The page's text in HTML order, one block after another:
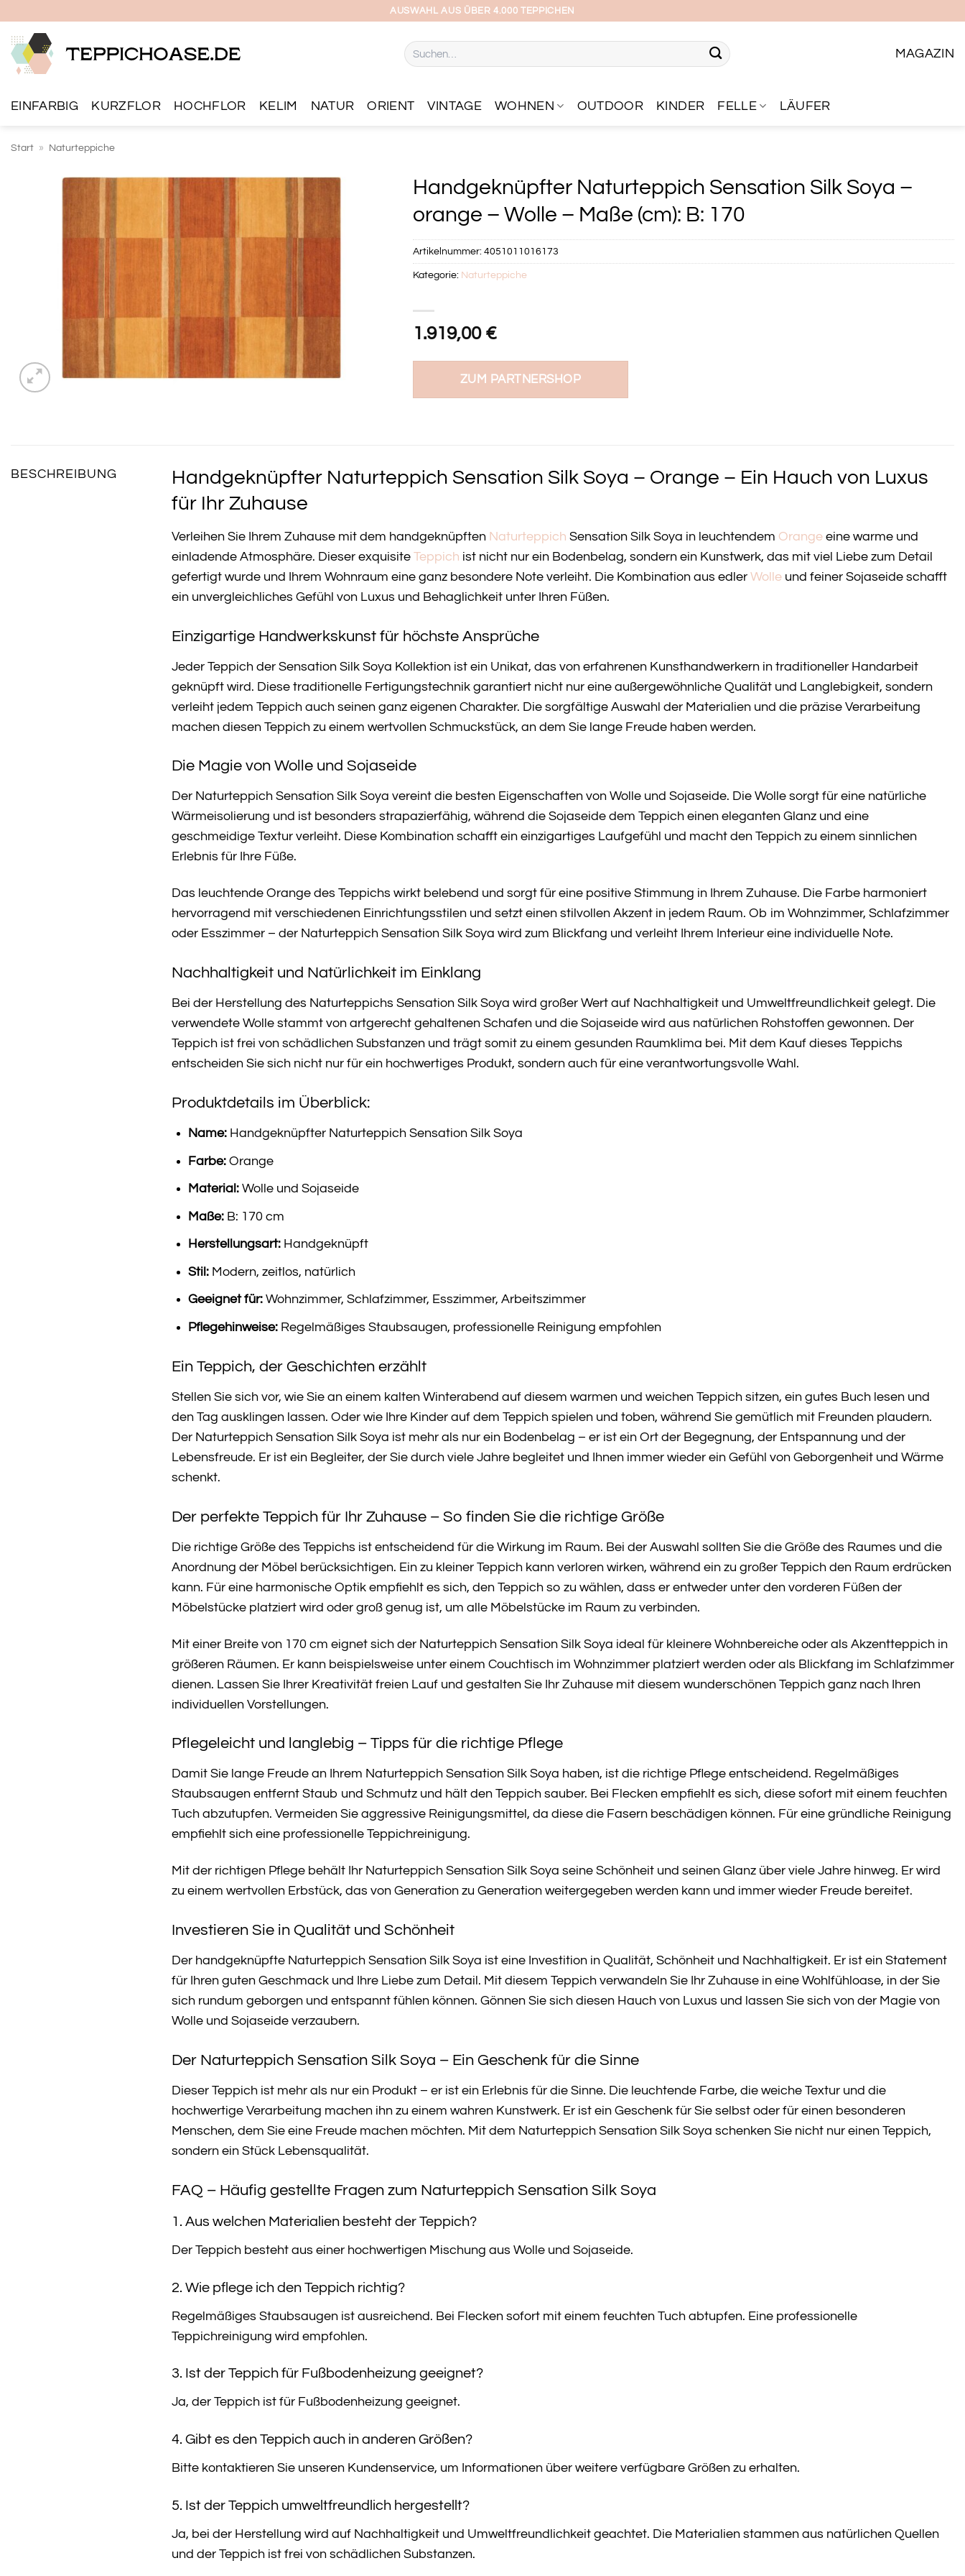
springen
AUSWAHL AUS ÜBER 4.000 TEPPICHEN
Suchen
nach:
MAGAZIN
EINFARBIG KURZFLOR HOCHFLOR KELIM NATUR ORIENT VINTAGE WOHNEN OUTDOOR KINDER FELLE LÄUFER
Start » Naturteppiche
Handgeknüpfter Naturteppich Sensation Silk Soya –
orange – Wolle – Maße (cm): B: 170
1.919,00 €
ZUM PARTNERSHOP
Artikelnummer: 4051011016173
Kategorie: Naturteppiche
BESCHREIBUNG
Handgeknüpfter Naturteppich Sensation Silk Soya – Orange – Ein Hauch von Luxus
für Ihr Zuhause
Verleihen Sie Ihrem Zuhause mit dem handgeknüpften Naturteppich Sensation Silk Soya in leuchtendem Orange eine warme und
einladende Atmosphäre. Dieser exquisite Teppich ist nicht nur ein Bodenbelag, sondern ein Kunstwerk, das mit viel Liebe zum Detail
gefertigt wurde und Ihrem Wohnraum eine ganz besondere Note verleiht. Die Kombination aus edler Wolle und feiner Sojaseide schafft
ein unvergleichliches Gefühl von Luxus und Behaglichkeit unter Ihren Füßen.
Einzigartige Handwerkskunst für höchste Ansprüche
Jeder Teppich der Sensation Silk Soya Kollektion ist ein Unikat, das von erfahrenen Kunsthandwerkern in traditioneller Handarbeit
geknüpft wird. Diese traditionelle Fertigungstechnik garantiert nicht nur eine außergewöhnliche Qualität und Langlebigkeit, sondern
verleiht jedem Teppich auch seinen ganz eigenen Charakter. Die sorgfältige Auswahl der Materialien und die präzise Verarbeitung
machen diesen Teppich zu einem wertvollen Schmuckstück, an dem Sie lange Freude haben werden.
Die Magie von Wolle und Sojaseide
Der Naturteppich Sensation Silk Soya vereint die besten Eigenschaften von Wolle und Sojaseide. Die Wolle sorgt für eine natürliche
Wärmeisolierung und ist besonders strapazierfähig, während die Sojaseide dem Teppich einen eleganten Glanz und eine
geschmeidige Textur verleiht. Diese Kombination schafft ein einzigartiges Laufgefühl und macht den Teppich zu einem sinnlichen
Erlebnis für Ihre Füße.
Das leuchtende Orange des Teppichs wirkt belebend und sorgt für eine positive Stimmung in Ihrem Zuhause. Die Farbe harmoniert
hervorragend mit verschiedenen Einrichtungsstilen und setzt einen stilvollen Akzent in jedem Raum. Ob im Wohnzimmer, Schlafzimmer
oder Esszimmer – der Naturteppich Sensation Silk Soya wird zum Blickfang und verleiht Ihrem Interieur eine individuelle Note.
Nachhaltigkeit und Natürlichkeit im Einklang
Bei der Herstellung des Naturteppichs Sensation Silk Soya wird großer Wert auf Nachhaltigkeit und Umweltfreundlichkeit gelegt. Die
verwendete Wolle stammt von artgerecht gehaltenen Schafen und die Sojaseide wird aus natürlichen Rohstoffen gewonnen. Der
Teppich ist frei von schädlichen Substanzen und trägt somit zu einem gesunden Raumklima bei. Mit dem Kauf dieses Teppichs
entscheiden Sie sich nicht nur für ein hochwertiges Produkt, sondern auch für eine verantwortungsvolle Wahl.
Produktdetails im Überblick:
Name:Handgeknüpfter Naturteppich Sensation Silk Soya
Farbe:Orange
Material:Wolle und Sojaseide
Maße:B: 170 cm
Herstellungsart:Handgeknüpft
Stil:Modern, zeitlos, natürlich
Geeignet für:Wohnzimmer, Schlafzimmer, Esszimmer, Arbeitszimmer
Pflegehinweise:Regelmäßiges Staubsaugen, professionelle Reinigung empfohlen
Ein Teppich, der Geschichten erzählt
Stellen Sie sich vor, wie Sie an einem kalten Winterabend auf diesem warmen und weichen Teppich sitzen, ein gutes Buch lesen und
den Tag ausklingen lassen. Oder wie Ihre Kinder auf dem Teppich spielen und toben, während Sie gemütlich mit Freunden plaudern.
Der Naturteppich Sensation Silk Soya ist mehr als nur ein Bodenbelag – er ist ein Ort der Begegnung, der Entspannung und der
Lebensfreude. Er ist ein Begleiter, der Sie durch viele Jahre begleitet und Ihnen immer wieder ein Gefühl von Geborgenheit und Wärme
schenkt.
Der perfekte Teppich für Ihr Zuhause – So finden Sie die richtige Größe
Die richtige Größe des Teppichs ist entscheidend für die Wirkung im Raum. Bei der Auswahl sollten Sie die Größe des Raumes und die
Anordnung der Möbel berücksichtigen. Ein zu kleiner Teppich kann verloren wirken, während ein zu großer Teppich den Raum erdrücken
kann. Für eine harmonische Optik empfiehlt es sich, den Teppich so zu wählen, dass er entweder unter den vorderen Füßen der
Möbelstücke platziert wird oder groß genug ist, um alle Möbelstücke im Raum zu verbinden.
Mit einer Breite von 170 cm eignet sich der Naturteppich Sensation Silk Soya ideal für kleinere Wohnbereiche oder als Akzentteppich in
größeren Räumen. Er kann beispielsweise unter einem Couchtisch im Wohnzimmer platziert werden oder als Blickfang im Schlafzimmer
dienen. Lassen Sie Ihrer Kreativität freien Lauf und gestalten Sie Ihr Zuhause mit diesem wunderschönen Teppich ganz nach Ihren
individuellen Vorstellungen.
Pflegeleicht und langlebig – Tipps für die richtige Pflege
Damit Sie lange Freude an Ihrem Naturteppich Sensation Silk Soya haben, ist die richtige Pflege entscheidend. Regelmäßiges
Staubsaugen entfernt Staub und Schmutz und hält den Teppich sauber. Bei Flecken empfiehlt es sich, diese sofort mit einem feuchten
Tuch abzutupfen. Vermeiden Sie aggressive Reinigungsmittel, da diese die Fasern beschädigen können. Für eine gründliche Reinigung
empfiehlt sich eine professionelle Teppichreinigung.
Mit der richtigen Pflege behält Ihr Naturteppich Sensation Silk Soya seine Schönheit und seinen Glanz über viele Jahre hinweg. Er wird
zu einem wertvollen Erbstück, das von Generation zu Generation weitergegeben werden kann und immer wieder Freude bereitet.
Investieren Sie in Qualität und Schönheit
Der handgeknüpfte Naturteppich Sensation Silk Soya ist eine Investition in Qualität, Schönheit und Nachhaltigkeit. Er ist ein Statement
für Ihren guten Geschmack und Ihre Liebe zum Detail. Mit diesem Teppich verwandeln Sie Ihr Zuhause in eine Wohlfühloase, in der Sie
sich rundum geborgen und entspannt fühlen können. Gönnen Sie sich diesen Hauch von Luxus und lassen Sie sich von der Magie von
Wolle und Sojaseide verzaubern.
Der Naturteppich Sensation Silk Soya – Ein Geschenk für die Sinne
Dieser Teppich ist mehr als nur ein Produkt – er ist ein Erlebnis für die Sinne. Die leuchtende Farbe, die weiche Textur und die
hochwertige Verarbeitung machen ihn zu einem wahren Kunstwerk. Er ist ein Geschenk für Sie selbst oder für einen besonderen
Menschen, dem Sie eine Freude machen möchten. Mit dem Naturteppich Sensation Silk Soya schenken Sie nicht nur einen Teppich,
sondern ein Stück Lebensqualität.
FAQ – Häufig gestellte Fragen zum Naturteppich Sensation Silk Soya
1. Aus welchen Materialien besteht der Teppich?
Der Teppich besteht aus einer hochwertigen Mischung aus Wolle und Sojaseide.
2. Wie pflege ich den Teppich richtig?
Regelmäßiges Staubsaugen ist ausreichend. Bei Flecken sofort mit einem feuchten Tuch abtupfen. Eine professionelle
Teppichreinigung wird empfohlen.
3. Ist der Teppich für Fußbodenheizung geeignet?
Ja, der Teppich ist für Fußbodenheizung geeignet.
4. Gibt es den Teppich auch in anderen Größen?
Bitte kontaktieren Sie unseren Kundenservice, um Informationen über weitere verfügbare Größen zu erhalten.
5. Ist der Teppich umweltfreundlich hergestellt?
Ja, bei der Herstellung wird auf Nachhaltigkeit und Umweltfreundlichkeit geachtet. Die Materialien stammen aus natürlichen Quellen
und der Teppich ist frei von schädlichen Substanzen.